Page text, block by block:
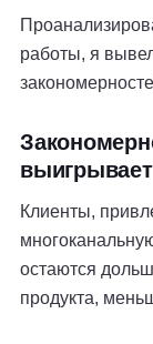
работы, я
Клиенты,
остаются
продукта,